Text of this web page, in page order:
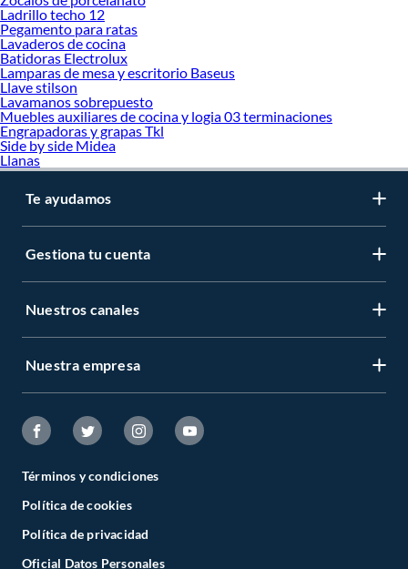
Muebles de Dormitorio
Comoda
Ropero
Set Dormitorio
Tocador
Velador
Ladrillo techo 12
Pegamento para ratas
Lavaderos de cocina
Batidoras Electrolux
Lamparas de mesa y escritorio Baseus
Llave stilson
Lavamanos sobrepuesto
Muebles auxiliares de cocina y logia 03 terminaciones
Engrapadoras y grapas Tkl
Side by side Midea
Llanas
Te ayudamos
Gestiona tu cuenta
Nuestros canales
Nuestra empresa
Términos y condiciones
Política de cookies
Política de privacidad
Oficial Datos Personales